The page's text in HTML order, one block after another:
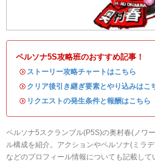
ペルソナ5S攻略班のおすすめ記事！
・ ストーリー攻略チャートはこちら
・ クリア後引き継ぎ要素とやり込みはこ
・ リクエストの発生条件と報酬はこちら
ペルソナ5スクランブル(P5S)の奥村春(ノワ
ル構成を紹介。アクションやペルソナ(ミラ
などのプロフィール情報についても記載して